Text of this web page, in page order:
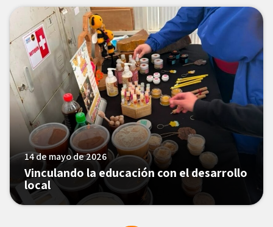
14 de mayo de 2026
Vinculando la educación con el desarrollo
local